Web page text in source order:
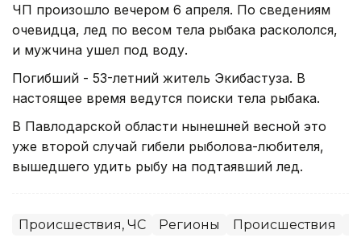
ЧП произошло вечером 6 апреля. По сведениям
очевидца, лед по весом тела рыбака раскололся,
и мужчина ушел под воду.
Погибший - 53-летний житель Экибастуза. В
настоящее время ведутся поиски тела рыбака.
В Павлодарской области нынешней весной это
уже второй случай гибели рыболова-любителя,
вышедшего удить рыбу на подтаявший лед.
Происшествия, ЧС Регионы Происшествия